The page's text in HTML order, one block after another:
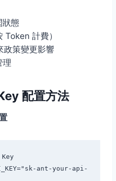
狀態
Token 計費）
策變更影響
理
配置方法
ant-your-api-